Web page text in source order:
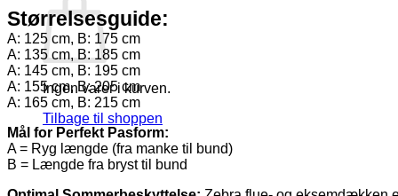
Ingen varer i kurven.
Tilbage til shoppen
Størrelsesguide:
A: 125 cm, B: 175 cm
A: 135 cm, B: 185 cm
A: 145 cm, B: 195 cm
A: 155 cm, B: 205 cm
A: 165 cm, B: 215 cm
Mål for Perfekt Pasform:
A = Ryg længde (fra manke til bund)
B = Længde fra bryst til bund